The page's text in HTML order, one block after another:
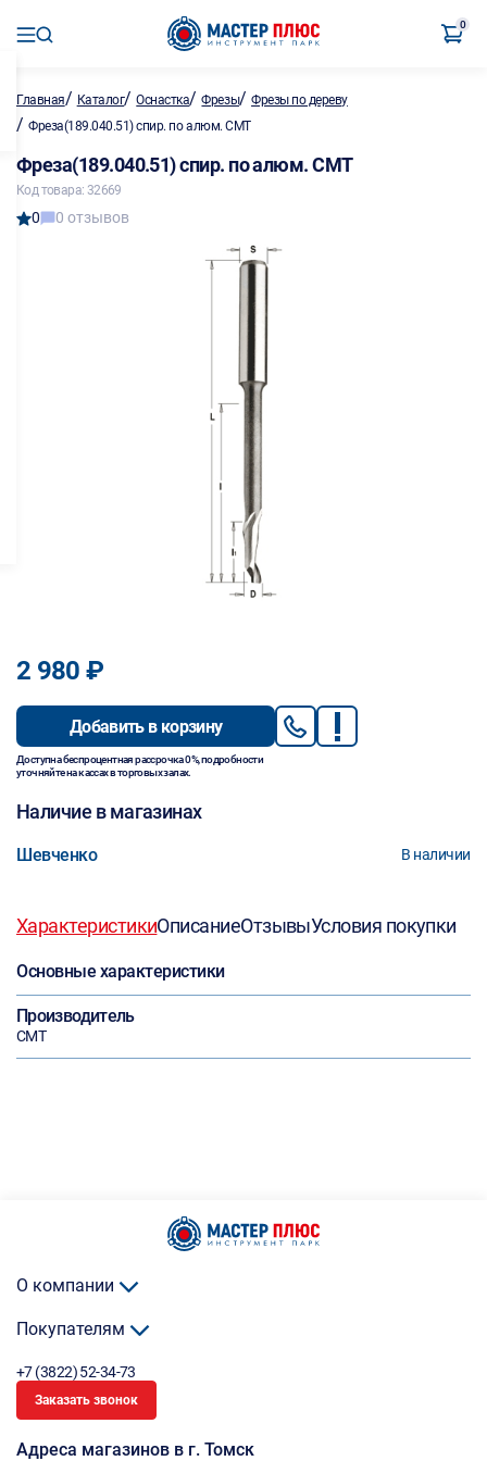
0
Главная/ Каталог/Оснастка/Фрезы/Фрезы по дереву
/ Фреза(189.040.51) спир. по алюм. CMT
Фреза(189.040.51) спир. по алюм. CMT
Код товара: 32669
0 0 отзывов
2 980 ₽
Добавить в корзину
Доступна беспроцентная рассрочка 0%, подробности
уточняйте на кассах в торговых залах.
Наличие в магазинах
Шевченко В наличии
ХарактеристикиОписаниеОтзывыУсловия покупки
Основные характеристики
Производитель
CMT
О компании
Покупателям
+7 (3822) 52-34-73
Заказать звонок
Адреса магазинов в г. Томск